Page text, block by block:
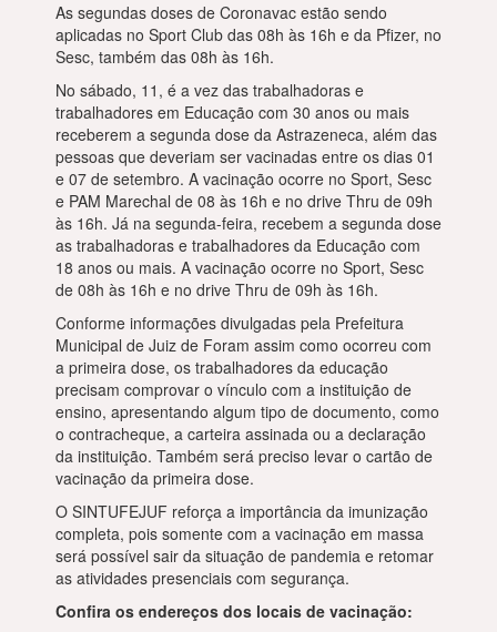
As segundas doses de Coronavac estão sendo
aplicadas no Sport Club das 08h às 16h e da Pfizer, no
Sesc, também das 08h às 16h.
No sábado, 11, é a vez das trabalhadoras e
trabalhadores em Educação com 30 anos ou mais
receberem a segunda dose da Astrazeneca, além das
pessoas que deveriam ser vacinadas entre os dias 01
e 07 de setembro. A vacinação ocorre no Sport, Sesc
e PAM Marechal de 08 às 16h e no drive Thru de 09h
às 16h. Já na segunda-feira, recebem a segunda dose
as trabalhadoras e trabalhadores da Educação com
18 anos ou mais. A vacinação ocorre no Sport, Sesc
de 08h às 16h e no drive Thru de 09h às 16h.
Conforme informações divulgadas pela Prefeitura
Municipal de Juiz de Foram assim como ocorreu com
a primeira dose, os trabalhadores da educação
precisam comprovar o vínculo com a instituição de
ensino, apresentando algum tipo de documento, como
o contracheque, a carteira assinada ou a declaração
da instituição. Também será preciso levar o cartão de
vacinação da primeira dose.
O SINTUFEJUF reforça a importância da imunização
completa, pois somente com a vacinação em massa
será possível sair da situação de pandemia e retomar
as atividades presenciais com segurança.
Confira os endereços dos locais de vacinação: